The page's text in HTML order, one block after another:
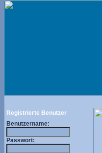
Registrierte Benutzer
Benutzername:
Passwort: